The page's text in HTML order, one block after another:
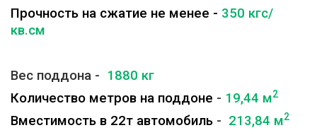
Прочность на сжатие не менее - 350 кгс/
кв.см
Вес поддона - 1880 кг
Количество метров на поддоне - 19,44 м2
Вместимость в 22т автомобиль - 213,84 м2